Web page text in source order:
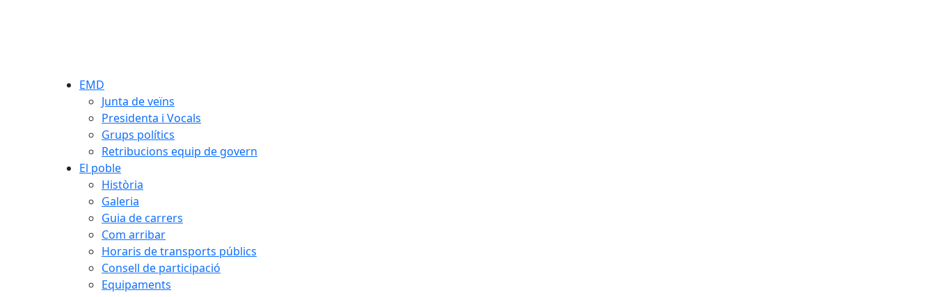
EMD
Junta de veïns
Presidenta i Vocals
Grups polítics
Retribucions equip de govern
El poble
Història
Galeria
Guia de carrers
Com arribar
Horaris de transports públics
Consell de participació
Equipaments